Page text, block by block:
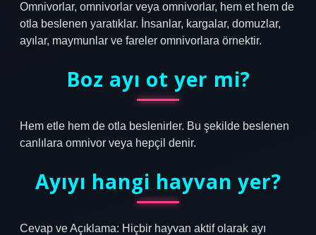
Omnivorlar, omnivorlar veya omnivorlar, hem et hem de
otla beslenen yaratıklar. İnsanlar, kargalar, domuzlar,
ayılar, maymunlar ve fareler omnivorlara örnektir.
Boz ayı ot yer mi?
Hem etle hem de otla beslenirler. Bu şekilde beslenen
canlılara omnivor veya hepçil denir.
Ayıyı hangi hayvan yer?
Cevap ve Açıklama: Hiçbir hayvan aktif olarak ayı